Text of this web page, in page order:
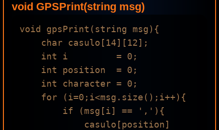
void GPSPrint(string msg)
void gpsPrint(string msg){
char casulo[14][12];
int i         = 0;
int position  = 0;
int character = 0;
for (i=0;i<msg.size();i++){
if (msg[i] == ','){
casulo[position]